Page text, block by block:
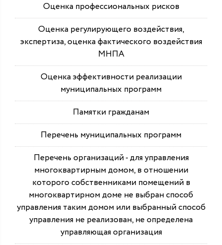
Оценка профессиональных рисков
Оценка регулирующего воздействия,
экспертиза, оценка фактического воздействия
МНПА
Оценка эффективности реализации
муниципальных программ
Памятки гражданам
Перечень муниципальных программ
Перечень организаций - для управления
многоквартирным домом, в отношении
которого собственниками помещений в
многоквартирном доме не выбран способ
управления таким домом или выбранный способ
управления не реализован, не определена
управляющая организация